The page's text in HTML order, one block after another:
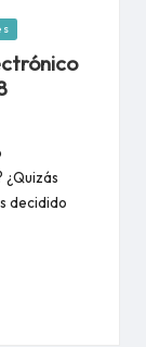
decidido